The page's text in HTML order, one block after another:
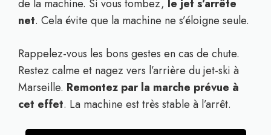
de la machine. Si vous tombez, le jet s’arrête
net. Cela évite que la machine ne s’éloigne seule.
Rappelez-vous les bons gestes en cas de chute.
Restez calme et nagez vers l’arrière du jet-ski à
Marseille. Remontez par la marche prévue à
cet effet. La machine est très stable à l’arrêt.